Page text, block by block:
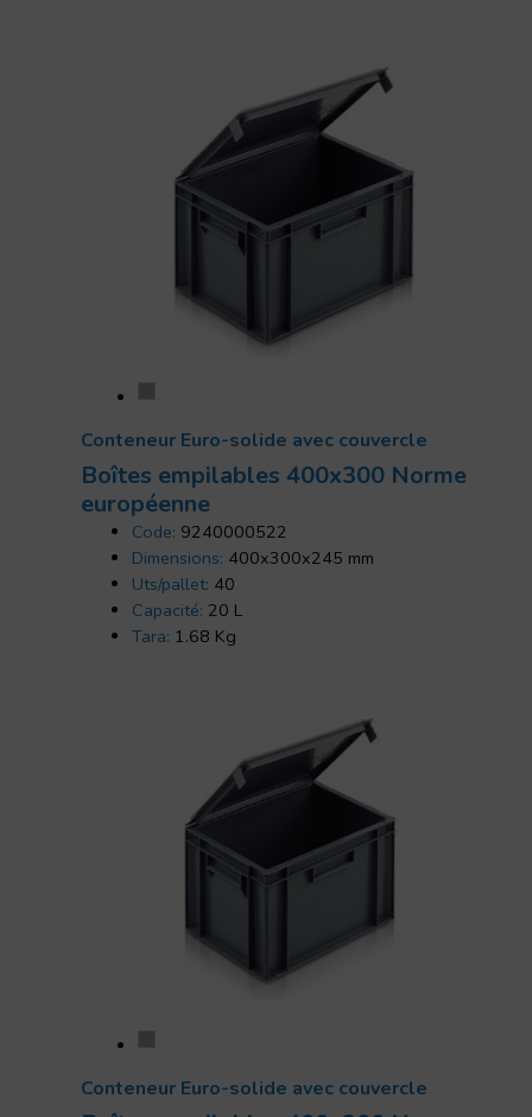
Conteneur Euro-solide avec couvercle
Boîtes empilables 400x300 Norme
européenne
Code: 9240000522
Dimensions: 400x300x245 mm
Uts/pallet: 40
Capacité: 20 L
Tara: 1.68 Kg
Conteneur Euro-solide avec couvercle